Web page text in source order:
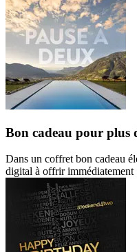
Bon cadeau pour plus
Dans un coffret bon cadeau
digital à offrir immédiatement